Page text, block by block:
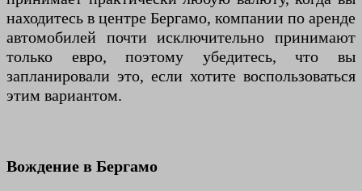
находитесь в центре Бергамо, компании по аренде
автомобилей почти исключительно принимают
только евро, поэтому убедитесь, что вы
запланировали это, если хотите воспользоваться
этим вариантом.
Вождение в Бергамо